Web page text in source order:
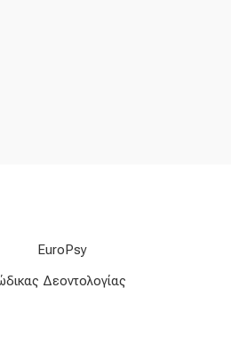
EuroPsy
Δεοντολογίας